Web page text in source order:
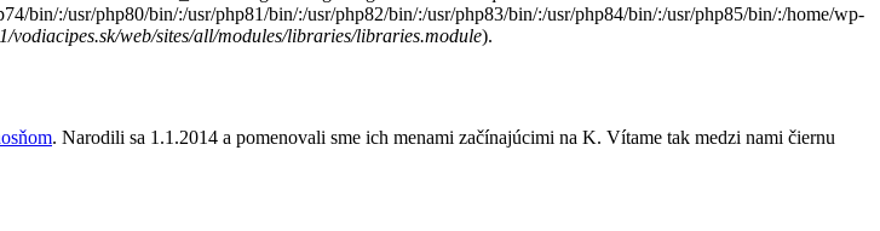
bin/:/usr/php80/bin/:/usr/php81/bin/:/usr/php82/bin/:/usr/php83/bin/:/usr/php84/bin/:/usr/php85/bin/:/home/wp-
vodiacipes.sk/web/sites/all/modules/libraries/libraries.module).
. Narodili sa 1.1.2014 a pomenovali sme ich menami začínajúcimi na K. Vítame tak medzi nami čiernu